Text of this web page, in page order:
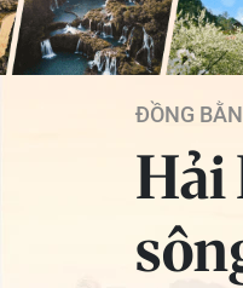
ĐỒNG
Hải